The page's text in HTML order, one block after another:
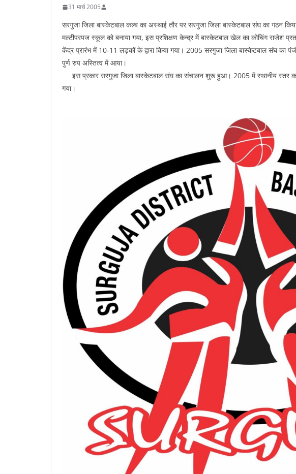
31 मार्च 2005
सरगुजा जिला बास्केटबाल कल्ब का अस्थाई तौर पर सरगुजा जिला बास्केटबाल संघ का गठन
मल्टीपरपज स्कूल को बनाया गया, इस प्रशिक्षण केन्द्र में बास्केटबाल खेल का कोचिंग राजेश
केंद्र प्रारंभ में 10-11 लड़कों के द्वारा किया गया। 2005 सरगुजा जिला बास्केटबाल संघ का
पुर्ण रुप अस्तित्व में आया।
इस प्रकार सरगुजा जिला बास्केटबाल संघ का संचालन शुरू हुआ। 2005 में स्थानीय स्तर का
गया।